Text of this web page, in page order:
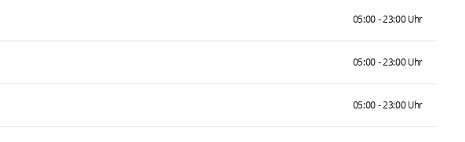
05:00 - 23:00 Uhr
05:00 - 23:00 Uhr
05:00 - 23:00 Uhr